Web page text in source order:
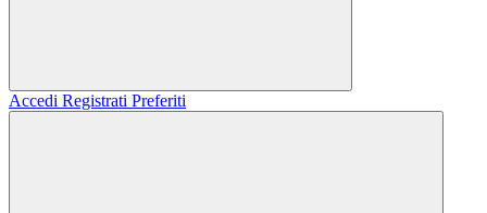
Accedi Registrati Preferiti